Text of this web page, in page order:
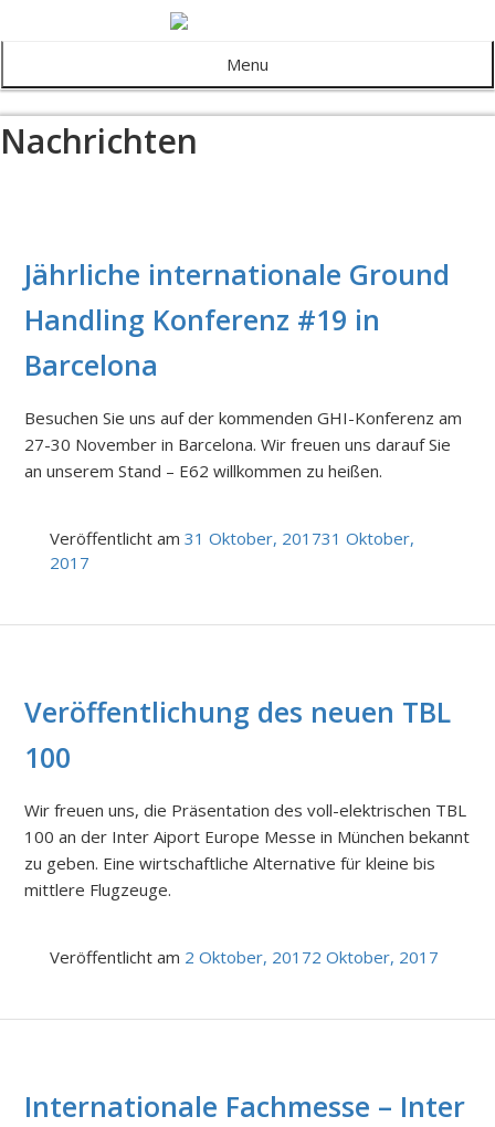
Menu
Nachrichten
Jährliche internationale Ground
Handling Konferenz #19 in
Barcelona
Besuchen Sie uns auf der kommenden GHI-Konferenz am
27-30 November in Barcelona. Wir freuen uns darauf Sie
an unserem Stand – E62 willkommen zu heißen.
Veröffentlicht am 31 Oktober, 201731 Oktober,
2017
Veröffentlichung des neuen TBL
100
Wir freuen uns, die Präsentation des voll-elektrischen TBL
100 an der Inter Aiport Europe Messe in München bekannt
zu geben. Eine wirtschaftliche Alternative für kleine bis
mittlere Flugzeuge.
Veröffentlicht am 2 Oktober, 20172 Oktober, 2017
Internationale Fachmesse – Inter